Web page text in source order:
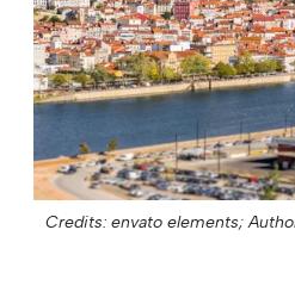
Credits: envato elements;